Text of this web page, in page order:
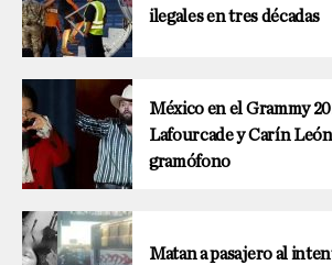
ilegales en tres décadas
México en el Grammy
Lafourcade y Carín
gramófono
Matan a pasajero al